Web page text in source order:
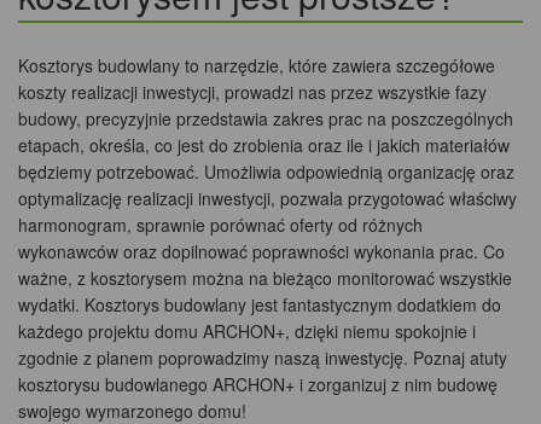
Kosztorys budowlany to narzędzie, które zawiera szczegółowe
koszty realizacji inwestycji, prowadzi nas przez wszystkie fazy
budowy, precyzyjnie przedstawia zakres prac na poszczególnych
etapach, określa, co jest do zrobienia oraz ile i jakich materiałów
będziemy potrzebować. Umożliwia odpowiednią organizację oraz
optymalizację realizacji inwestycji, pozwala przygotować właściwy
harmonogram, sprawnie porównać oferty od różnych
wykonawców oraz dopilnować poprawności wykonania prac. Co
ważne, z kosztorysem można na bieżąco monitorować wszystkie
wydatki. Kosztorys budowlany jest fantastycznym dodatkiem do
każdego projektu domu ARCHON+, dzięki niemu spokojnie i
zgodnie z planem poprowadzimy naszą inwestycję. Poznaj atuty
kosztorysu budowlanego ARCHON+ i zorganizuj z nim budowę
swojego wymarzonego domu!